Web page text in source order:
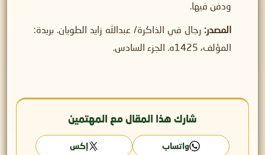
ودفن فيها.
المصدر: رجال في الذاكرة/ عبدالله زايد الطويان. بريدة:
المؤلف، 1425ه. الجزء السادس.
شارك هذا المقال مع المهتمين
واتساب إكس